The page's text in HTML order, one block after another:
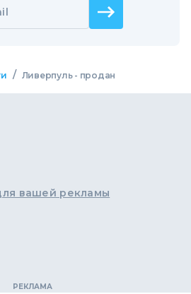
/ Ливерпуль - продан
вашей рекламы